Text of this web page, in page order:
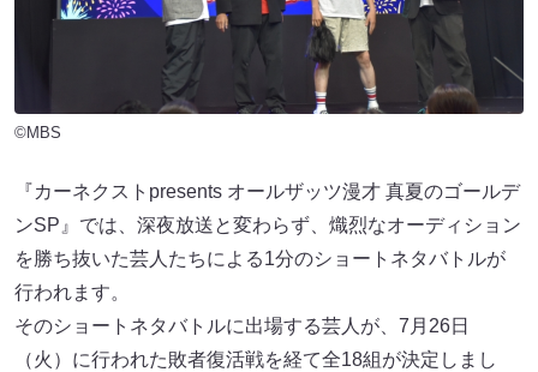
©MBS
『カーネクストpresents オールザッツ漫才 真夏のゴールデ
ンSP』では、深夜放送と変わらず、熾烈なオーディション
を勝ち抜いた芸人たちによる1分のショートネタバトルが
行われます。
そのショートネタバトルに出場する芸人が、7月26日
（火）に行われた敗者復活戦を経て全18組が決定しまし